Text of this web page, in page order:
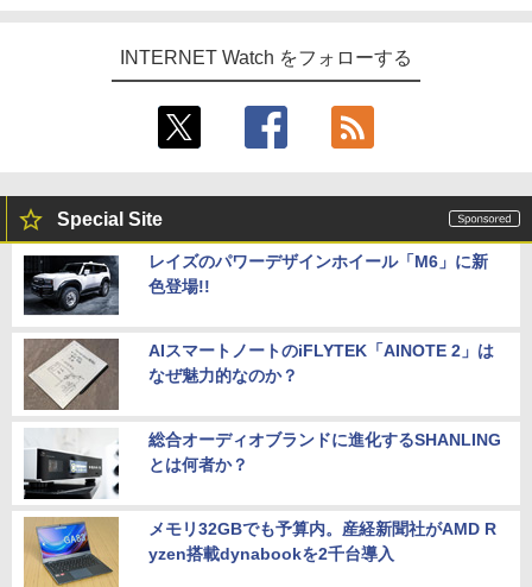
INTERNET Watch をフォローする
Special Site
レイズのパワーデザインホイール「M6」に新
色登場!!
AIスマートノートのiFLYTEK「AINOTE 2」は
なぜ魅力的なのか？
総合オーディオブランドに進化するSHANLING
とは何者か？
メモリ32GBでも予算内。産経新聞社がAMD R
yzen搭載dynabookを2千台導入